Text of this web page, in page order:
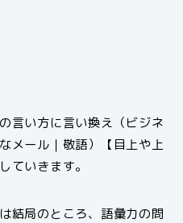
言い方に言い換え（ビジネ
メール｜敬語）【目上や上
ていきます。
結局のところ、語彙力の問